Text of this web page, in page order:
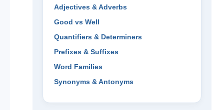
Adjectives & Adverbs
Good vs Well
Quantifiers & Determiners
Prefixes & Suffixes
Word Families
Synonyms & Antonyms